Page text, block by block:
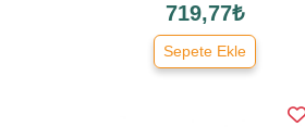
719,77₺
Sepete Ekle